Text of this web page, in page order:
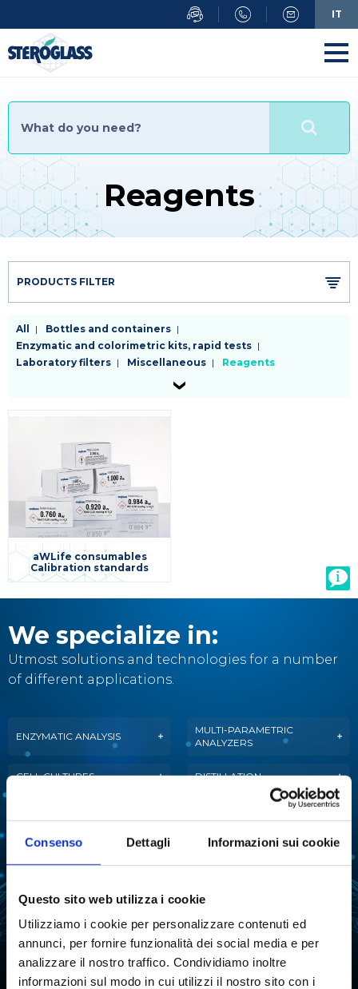
Consenso Dettagli Informazioni sui cookie
Questo sito web utilizza i cookie
Utilizziamo i cookie per personalizzare contenuti ed
annunci, per fornire funzionalità dei social media e per
analizzare il nostro traffico. Condividiamo inoltre
informazioni sul modo in cui utilizzi il nostro sito con i
to
main
content
Reagents
PRODUCTS FILTER
Menu
categorie
-
livello
EN
All
Bottles and containers
Enzymatic and colorimetric kits, rapid tests
Laboratory filters
Miscellaneous Reagents
aWLife consumables
Calibration standards
We specialize in:
Utmost solutions and technologies for a number
of different applications.
ENZYMATIC ANALYSIS
MULTI-PARAMETRIC
ANALYZERS
CELL CULTURES DISTILLATION
FERMENTATION FREEZE-DRYING
CHEMICAL SYNTHESIS
TARTARIC STABILITY IN
WINE
IT